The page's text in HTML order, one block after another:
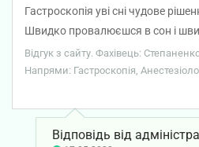
Гастроскопія уві сні чудове
Швидко провалюєшся в сон і
Персонал усе зробив настільки
що пройшов таку неприємну
анестезіологу: Алєксандрова
та ендоскопісту: Просуков Д.П.,
Відгук з сайту. Фахівець:
Напрями: Гастроскопія,
Відповідь від